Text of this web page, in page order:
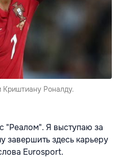
Криштиану Роналду.
"Реалом". Я выступаю за
завершить здесь карьеру
Eurosport.